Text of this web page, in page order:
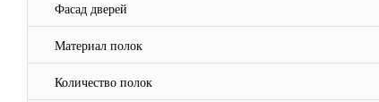
Фасад дверей
Материал полок
Количество полок